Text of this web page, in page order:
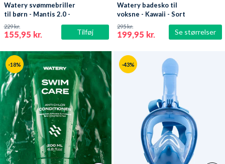
Tilføj
Watery svømmebriller
til børn - Mantis 2.0 -
Atlantic Pink/klar
155,95 kr.
229 kr.
Se størrelser
Watery badesko til
voksne - Kawaii - Sort
199,95 kr.
295 kr.
-18% -43%